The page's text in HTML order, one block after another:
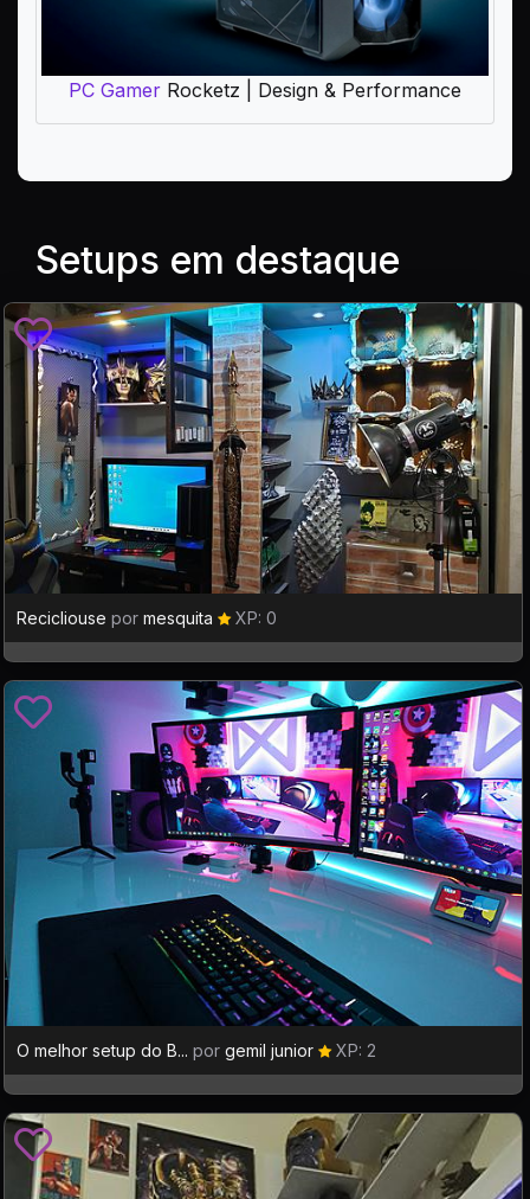
PC Gamer Rocketz | Design & Performance
Setups em destaque
Recicliouse por mesquita XP: 0
O melhor setup do B... por gemil junior XP: 2